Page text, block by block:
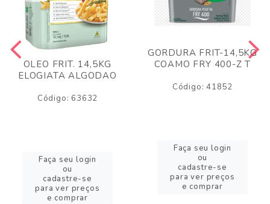
OLEO FRIT. 14,5KG
ELOGIATA ALGODAO
Código: 63632
Faça seu login
ou
cadastre-se
para ver preços
e comprar
GORDURA FRIT-14,5KG
COAMO FRY 400-Z T
Código: 41852
Faça seu login
ou
cadastre-se
para ver preços
e comprar